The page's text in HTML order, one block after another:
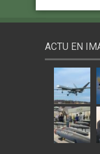
ACTU EN